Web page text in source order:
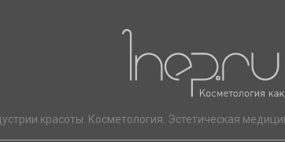
красоты. Косметология. Эстетическая